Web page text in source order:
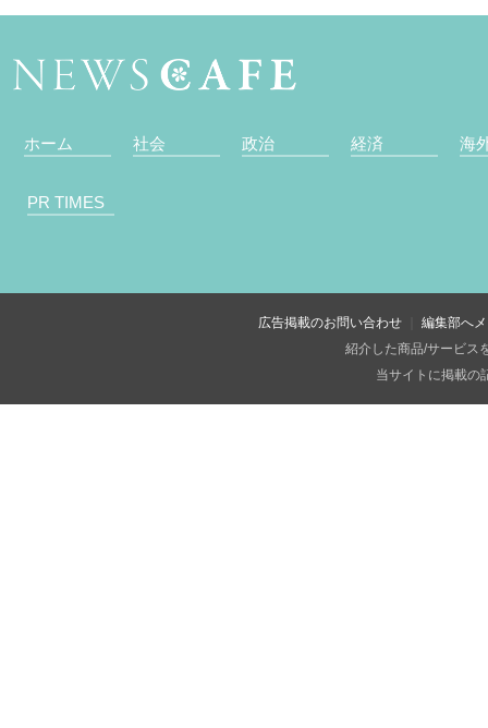
ホーム 社会 政治 経済 海
PR TIMES
広告掲載のお問い合わせ
編集部へ
紹介した商品/サービス
当サイトに掲載の